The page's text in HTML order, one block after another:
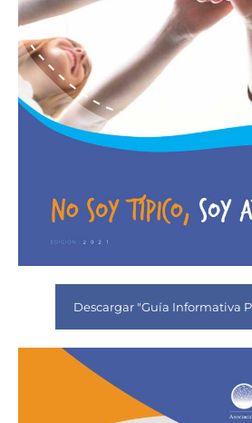
Descargar "Guía Informativa